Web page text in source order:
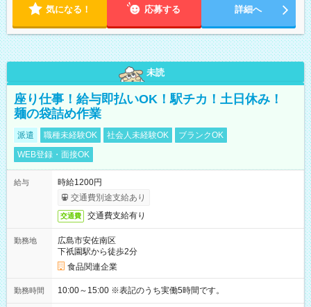
気になる！ 応募する 詳細へ
未読
座り仕事！給与即払いOK！駅チカ！土日休み！
麺の袋詰め作業
派遣 職種未経験OK 社会人未経験OK
ブランクOK
WEB登録・面接OK
給与
時給1200円
交通費別途支給あり
交通費 交通費支給有り
勤務地
広島市安佐南区
下祇園駅から徒歩2分
食品関連企業
勤務時間 10:00～15:00 ※表記のうち実働5時間です。